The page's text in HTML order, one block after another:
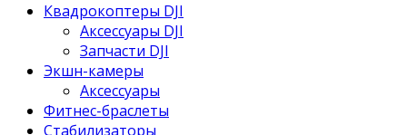
Квадрокоптеры DJI
Аксессуары DJI
Запчасти DJI
Экшн-камеры
Аксессуары
Фитнес-браслеты
Стабилизаторы